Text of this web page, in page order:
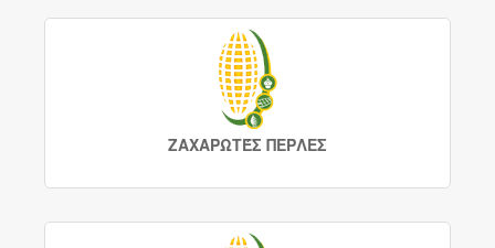
ΖΑΧΑΡΩΤΈΣ ΠΕΡΛΕΣ